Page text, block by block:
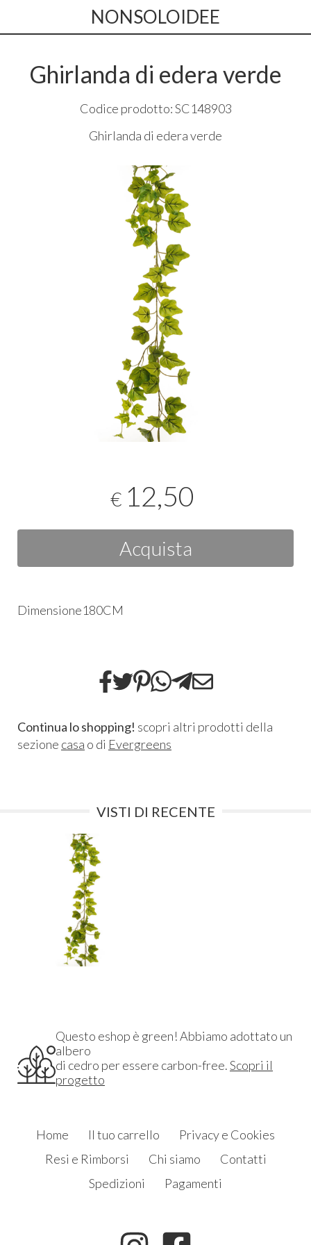
NONSOLOIDEE
Ghirlanda di edera verde
Codice prodotto: SC148903
Ghirlanda di edera verde
€ 12,50
Acquista
Dimensione180CM
Continua lo shopping! scopri altri prodotti della
sezione casa o di Evergreens
VISTI DI RECENTE
Questo eshop è green! Abbiamo adottato un
albero
di cedro per essere carbon-free.Scopri il
progetto
Home Il tuo carrello
Privacy e Cookies
Resi e Rimborsi
Chi siamo
Contatti
Spedizioni
Pagamenti